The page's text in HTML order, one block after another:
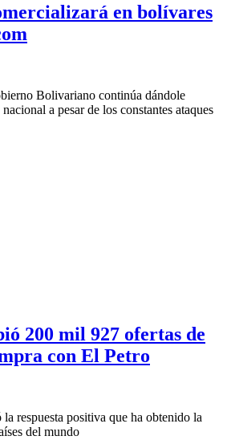
en bolívares
Bolivariano continúa dándole
a pesar de los constantes ataques
200 mil 927 ofertas de
con El Petro
respuesta positiva que ha obtenido la
del mundo